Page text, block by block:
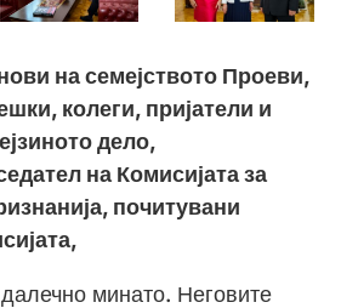
на семејството Проеви,
колеги, пријатели и
дело,
на Комисијата за
почитувани
минато. Неговите